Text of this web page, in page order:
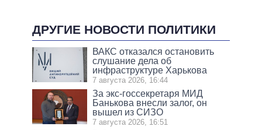
ДРУГИЕ НОВОСТИ ПОЛИТИКИ
ВАКС отказался остановить
слушание дела об
инфраструктуре Харькова
7 августа 2026, 16:44
За экс-госсекретаря МИД
Банькова внесли залог, он
вышел из СИЗО
7 августа 2026, 16:51